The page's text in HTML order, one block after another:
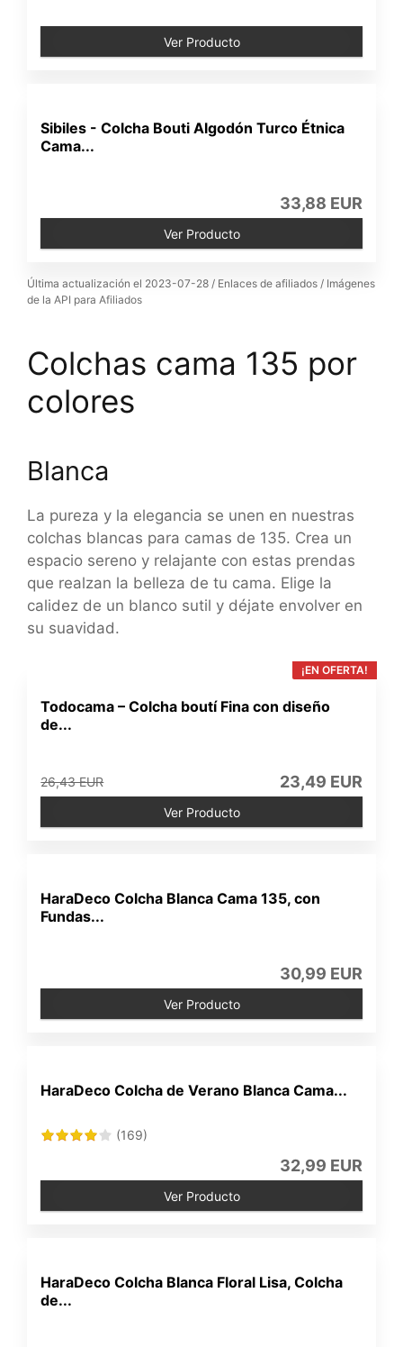
Ver Producto
Sibiles - Colcha Bouti Algodón Turco Étnica
Cama...
33,88 EUR
Ver Producto
Última actualización el 2023-07-28 / Enlaces de afiliados / Imágenes
de la API para Afiliados
Colchas cama 135 por
colores
Blanca
La pureza y la elegancia se unen en nuestras
colchas blancas para camas de 135. Crea un
espacio sereno y relajante con estas prendas
que realzan la belleza de tu cama. Elige la
calidez de un blanco sutil y déjate envolver en
su suavidad.
¡EN OFERTA!
Todocama – Colcha boutí Fina con diseño
de...
26,43 EUR 23,49 EUR
Ver Producto
HaraDeco Colcha Blanca Cama 135, con
Fundas...
30,99 EUR
Ver Producto
HaraDeco Colcha de Verano Blanca Cama...
(169)
32,99 EUR
Ver Producto
HaraDeco Colcha Blanca Floral Lisa, Colcha
de...